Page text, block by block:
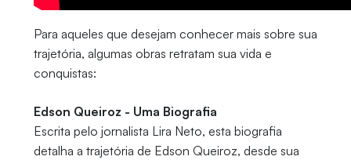
Para aqueles que desejam conhecer mais sobre sua
trajetória, algumas obras retratam sua vida e
conquistas:
Edson Queiroz - Uma Biografia
Escrita pelo jornalista Lira Neto, esta biografia
detalha a trajetória de Edson Queiroz, desde sua